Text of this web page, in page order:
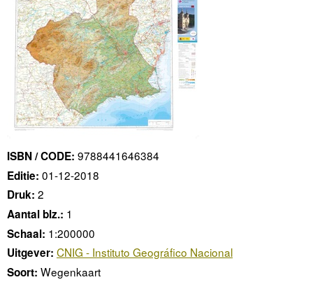
ISBN / CODE: 9788441646384
Editie: 01-12-2018
Druk: 2
Aantal blz.: 1
Schaal: 1:200000
Uitgever: CNIG - Instituto Geográfico Nacional
Soort: Wegenkaart